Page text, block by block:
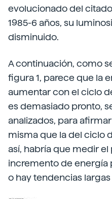
evolucionado del
1985-6 años, su
disminuido.
A continuación, como
figura 1, parece que la
aumentar con el ciclo
es demasiado pronto,
analizados, para
misma que la del ciclo
así, habría que medir
incremento de energía
o hay tendencias